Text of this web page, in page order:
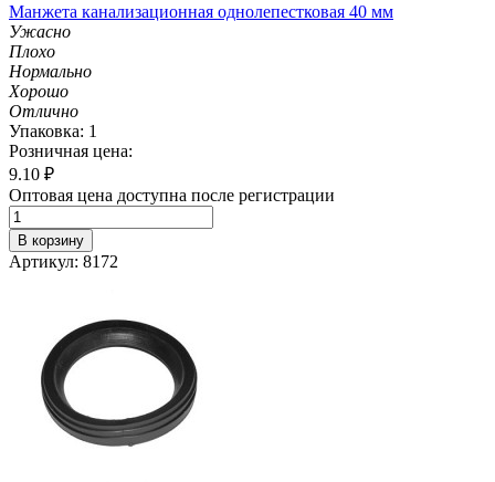
Манжета канализационная однолепестковая 40 мм
Ужасно
Плохо
Нормально
Хорошо
Отлично
Упаковка: 1
Розничная цена:
9.10 ₽
Оптовая цена доступна после регистрации
В корзину
Артикул: 8172